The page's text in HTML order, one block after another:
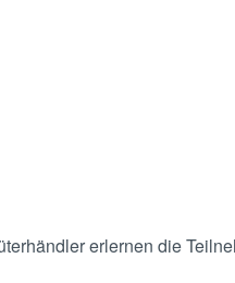
erlernen die